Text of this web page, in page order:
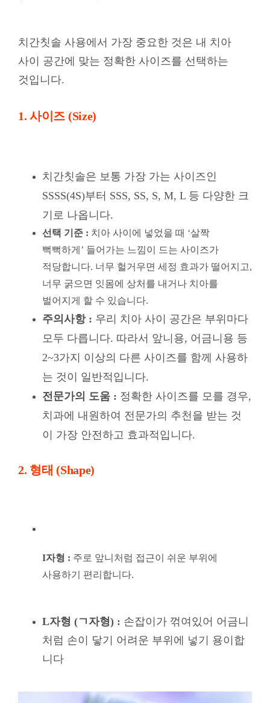
치간칫솔 사용에서 가장 중요한 것은 내 치아
사이 공간에 맞는 정확한 사이즈를 선택하는
것입니다.
1. 사이즈 (Size)
치간칫솔은 보통 가장 가는 사이즈인
SSSS(4S)부터 SSS, SS, S, M, L 등 다양한 크
기로 나옵니다.
선택 기준 : 치아 사이에 넣었을 때 ‘살짝
뻑뻑하게’ 들어가는 느낌이 드는 사이즈가
적당합니다. 너무 헐거우면 세정 효과가 떨어지고,
너무 굵으면 잇몸에 상처를 내거나 치아를
벌어지게 할 수 있습니다.
주의사항 : 우리 치아 사이 공간은 부위마다
모두 다릅니다. 따라서 앞니용, 어금니용 등
2~3가지 이상의 다른 사이즈를 함께 사용하
는 것이 일반적입니다.
전문가의 도움 : 정확한 사이즈를 모를 경우,
치과에 내원하여 전문가의 추천을 받는 것
이 가장 안전하고 효과적입니다.
2. 형태 (Shape)
I자형 : 주로 앞니처럼 접근이 쉬운 부위에
사용하기 편리합니다.
L자형 (ㄱ자형) : 손잡이가 꺾여있어 어금니
처럼 손이 닿기 어려운 부위에 넣기 용이합
니다